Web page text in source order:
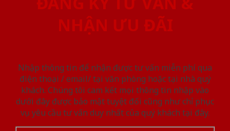
NHẬN ƯU ĐÃI
Nhập thông tin để nhận được tư vấn miễn phí qua
điện thoại / email/ tại văn phòng hoặc tại nhà quý
khách. Chúng tôi cam kết mọi thông tin nhập vào
dưới đây được bảo mật tuyệt đối cũng như chỉ phục
vụ yêu cầu tư vấn duy nhất của quý khách tại đây.